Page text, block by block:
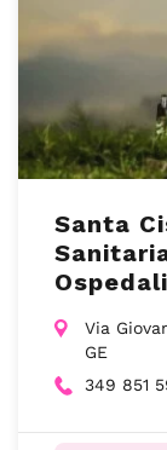
Santa
Via
GE
349 851